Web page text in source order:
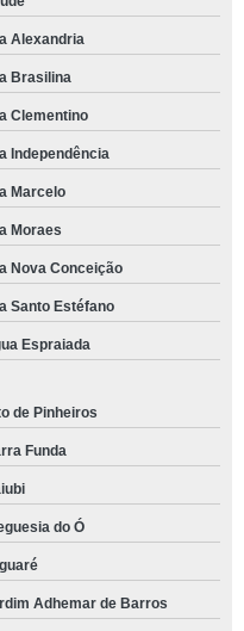
Alexandria
Brasilina
Clementino
Independência
Marcelo
Moraes
Nova Conceição
Santo Estéfano
Espraiada
de Pinheiros
Funda
do Ó
Adhemar de Barros